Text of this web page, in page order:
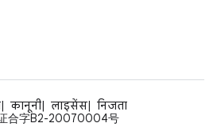
कानूनी लाइसेंस
निजता
合字B2-20070004号